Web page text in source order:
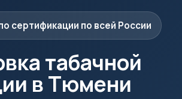
сертификации по всей России
табачной
в Тюмени